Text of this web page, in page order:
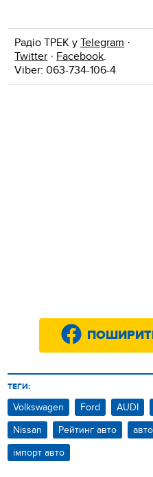
Радіо ТРЕК уTelegram ·
Twitter · Facebook.
Viber: 063-734-106-4
ТЕГИ:
Volkswagen Ford AUDI
Nissan
Рейтинг авто
імпорт авто